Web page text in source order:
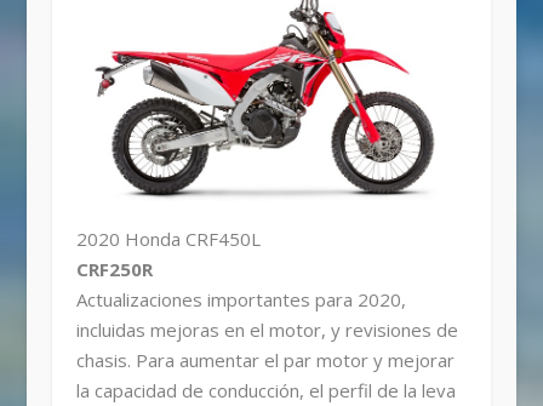
2020 Honda CRF450L
CRF250R
Actualizaciones importantes para 2020,
incluidas mejoras en el motor, y revisiones de
chasis. Para aumentar el par motor y mejorar
la capacidad de conducción, el perfil de la leva